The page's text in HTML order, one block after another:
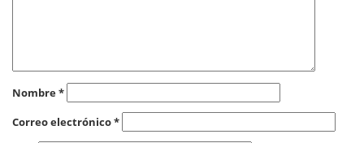
Nombre*
Correo electrónico*